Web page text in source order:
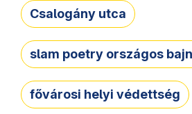
Csalogány utca
slam poetry országos
fővárosi helyi védettség